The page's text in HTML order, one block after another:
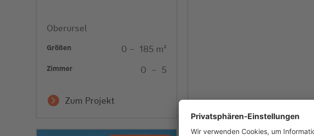
Oberursel
Größen 0 – 185 m²
Zimmer 0 – 5
Zum Projekt